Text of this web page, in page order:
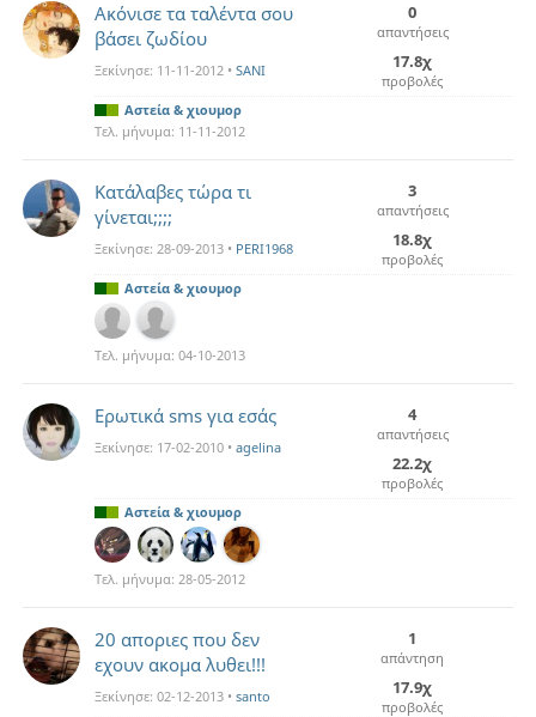
Ακόνισε τα ταλέντα σου
βάσει ζωδίου
Ξεκίνησε: 11-11-2012 • SANI
0
απαντήσεις
17.8χ
προβολές
Αστεία & χιουμορ
Τελ. μήνυμα: 11-11-2012
Κατάλαβες τώρα τι
γίνεται;;;;
Ξεκίνησε: 28-09-2013 • PERI1968
3
απαντήσεις
18.8χ
προβολές
Αστεία & χιουμορ
Τελ. μήνυμα: 04-10-2013
Ερωτικά sms για εσάς
Ξεκίνησε: 17-02-2010 • agelina
4
απαντήσεις
22.2χ
προβολές
Αστεία & χιουμορ
Τελ. μήνυμα: 28-05-2012
20 αποριες που δεν
εχουν ακομα λυθει!!!
Ξεκίνησε: 02-12-2013 • santo
1
απάντηση
17.9χ
προβολές